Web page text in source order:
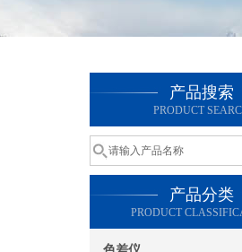
产品搜索
PRODUCT
产品分类
PRODUCT